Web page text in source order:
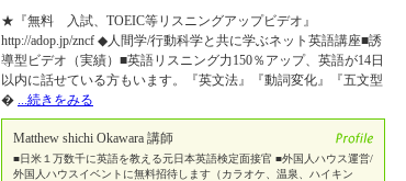
★『無料 入試、TOEIC等リスニングアップビデオ』
http://adop.jp/zncf ◆人間学/行動科学と共に学ぶネット英語講座■誘
導型ビデオ（実績）■英語リスニング力150％アップ、英語が14日
以内に話せている方もいます。『英文法』『動詞変化』『五文型
� ...続きをみる
Matthew shichi Okawara 講師
■日米１万数千に英語を教える元日本英語検定面接官 ■外国人ハウス運営/
外国人ハウスイベントに無料招待します（カラオケ、温泉、ハイキン